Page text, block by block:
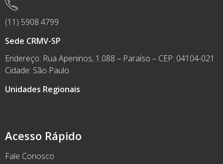
Acesso Rápido
Fale Conosco
(11) 5908 4799
Sede CRMV-SP
Endereço: Rua Apeninos, 1.088 – Paraíso – CEP: 04104-021
Cidade: São Paulo
Unidades Regionais